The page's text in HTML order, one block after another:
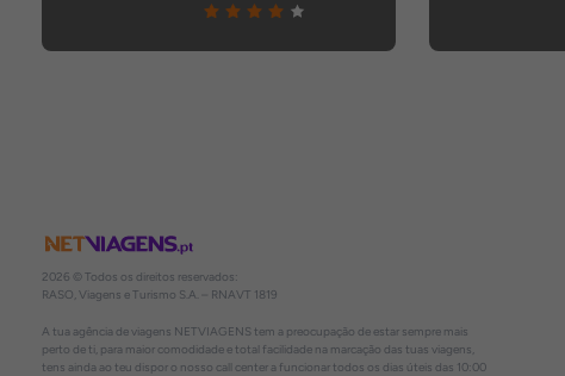
2026 © Todos os direitos reservados:
RASO, Viagens e Turismo S.A. – RNAVT 1819
A tua agência de viagens NETVIAGENS tem a preocupação de estar sempre mais
perto de ti, para maior comodidade e total facilidade na marcação das tuas viagens,
tens ainda ao teu dispor o nosso call center a funcionar todos os dias úteis das 10:00